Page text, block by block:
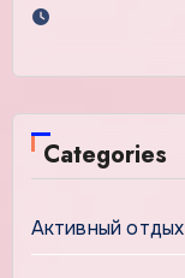
Categories
Активный отдых